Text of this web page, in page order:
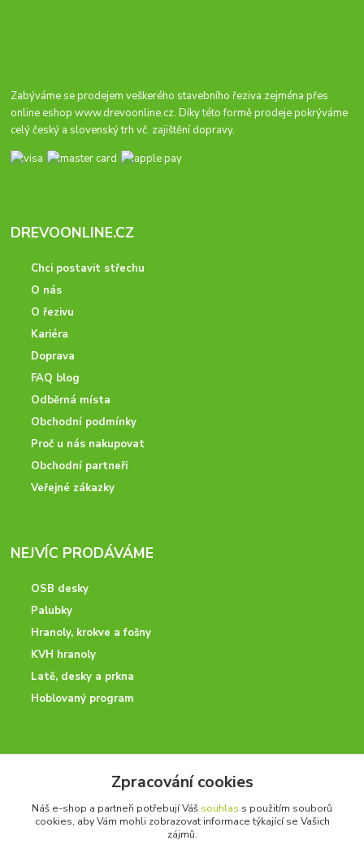
Zabýváme se prodejem veškerého stavebního řeziva zejména přes
online eshopwww.drevoonline.cz. Díky této formě prodeje pokrýváme
celý český a slovenský trh vč. zajištění dopravy.
DREVOONLINE.CZ
Chci postavit střechu
O nás
O řezivu
Kariéra
Doprava
FAQ blog
Odběrná místa
Obchodní podmínky
Proč u nás nakupovat
Obchodní partneři
Veřejné zákazky
NEJVÍC PRODÁVÁME
OSB desky
Palubky
Hranoly, krokve a fošny
KVH hranoly
Latě, desky a prkna
Hoblovaný program
+420 728 600 625
po - pá 7:00 - 15:00
Zpracování cookies
Náš e-shop a partneři potřebují Váš souhlas s použitím souborů
cookies, aby Vám mohli zobrazovat informace týkající se Vašich
zájmů.